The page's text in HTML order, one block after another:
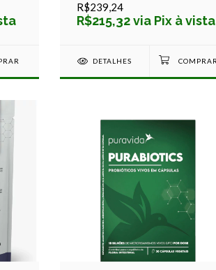
R$239,24
R$215,32 via Pix à vista
DETALHES